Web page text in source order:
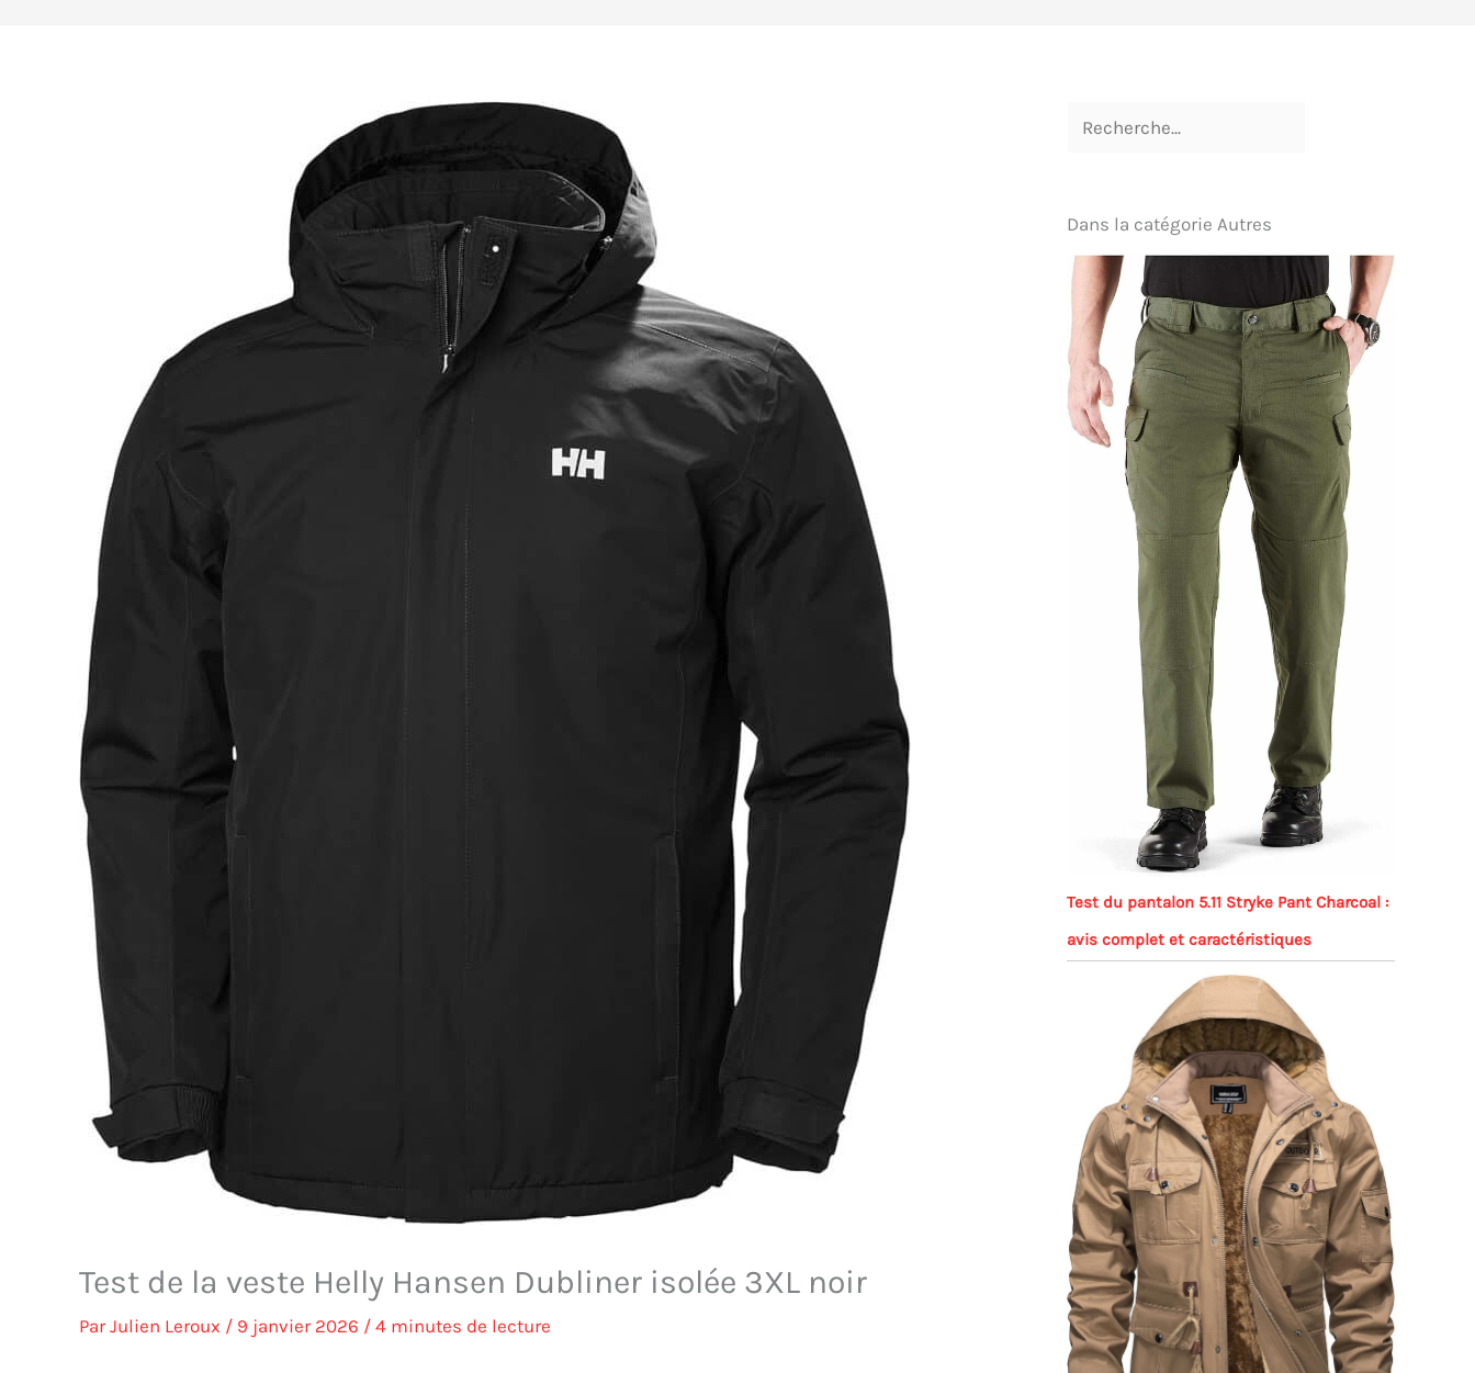
Test de la veste Helly Hansen Dubliner isolée 3XL noir
ParJulien Leroux / 9 janvier 2026 / 4 minutes de lecture
Dans la catégorie Autres
Test du pantalon 5.11 Stryke Pant Charcoal :
avis complet et caractéristiques